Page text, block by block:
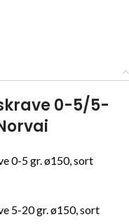
0-5/5-
0-5 gr. ø150, sort
5-20 gr. ø150, sort